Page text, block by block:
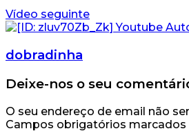
Vídeo seguinte
dobradinha
Deixe-nos o seu
O seu endereço de email não
Campos obrigatórios marcados